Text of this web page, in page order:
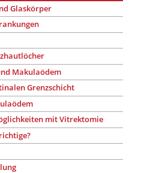
Glaskörper
Makulaödem
Grenzschicht
mit Vitrektomie